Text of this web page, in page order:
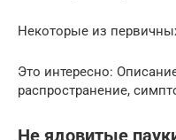
Некоторые из
Это интересно:
распространение,
Не ядовитые